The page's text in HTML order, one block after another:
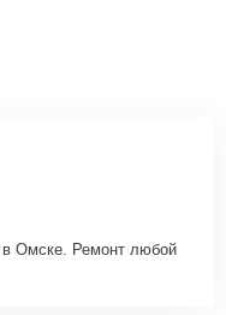
в Омске. Ремонт любой